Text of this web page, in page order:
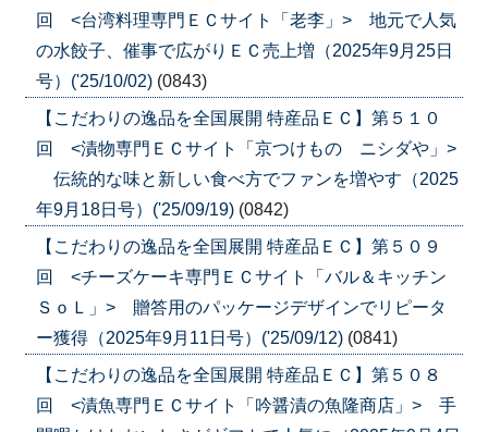
回 <台湾料理専門ＥＣサイト「老李」> 地元で人気
の水餃子、催事で広がりＥＣ売上増（2025年9月25日
号）('25/10/02) (0843)
【こだわりの逸品を全国展開 特産品ＥＣ】第５１０
回 <漬物専門ＥＣサイト「京つけもの ニシダや」>
伝統的な味と新しい食べ方でファンを増やす（2025
年9月18日号）('25/09/19) (0842)
【こだわりの逸品を全国展開 特産品ＥＣ】第５０９
回 <チーズケーキ専門ＥＣサイト「バル＆キッチン
ＳｏＬ」> 贈答用のパッケージデザインでリピータ
ー獲得（2025年9月11日号）('25/09/12) (0841)
【こだわりの逸品を全国展開 特産品ＥＣ】第５０８
回 <漬魚専門ＥＣサイト「吟醤漬の魚隆商店」> 手